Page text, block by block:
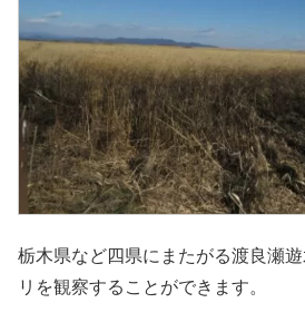
栃木県など四県にまたがる渡良瀬
リを観察することができます。